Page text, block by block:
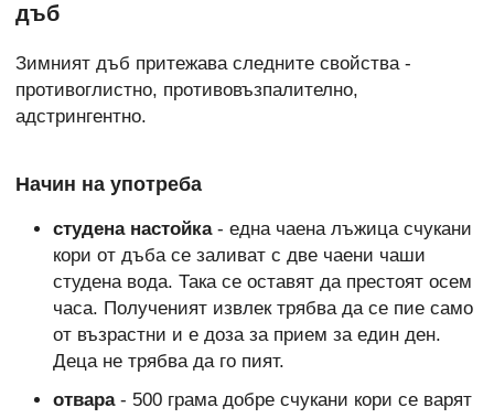
дъб
Зимният дъб притежава следните свойства -
противоглистно, противовъзпалително,
адстрингентно.
Начин на употреба
студена настойка- една чаена лъжица счукани
кори от дъба се заливат с две чаени чаши
студена вода. Така се оставят да престоят осем
часа. Полученият извлек трябва да се пие само
от възрастни и е доза за прием за един ден.
Деца не трябва да го пият.
отвара- 500 грама добре счукани кори се варят